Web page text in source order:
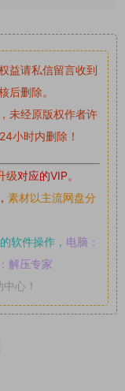
益请私信留言收到
后删除。
未经原版权作者许
小时内删除！
级对应的VIP。
素材以主流网盘分
软件操作， 电脑：
解压专家
心！